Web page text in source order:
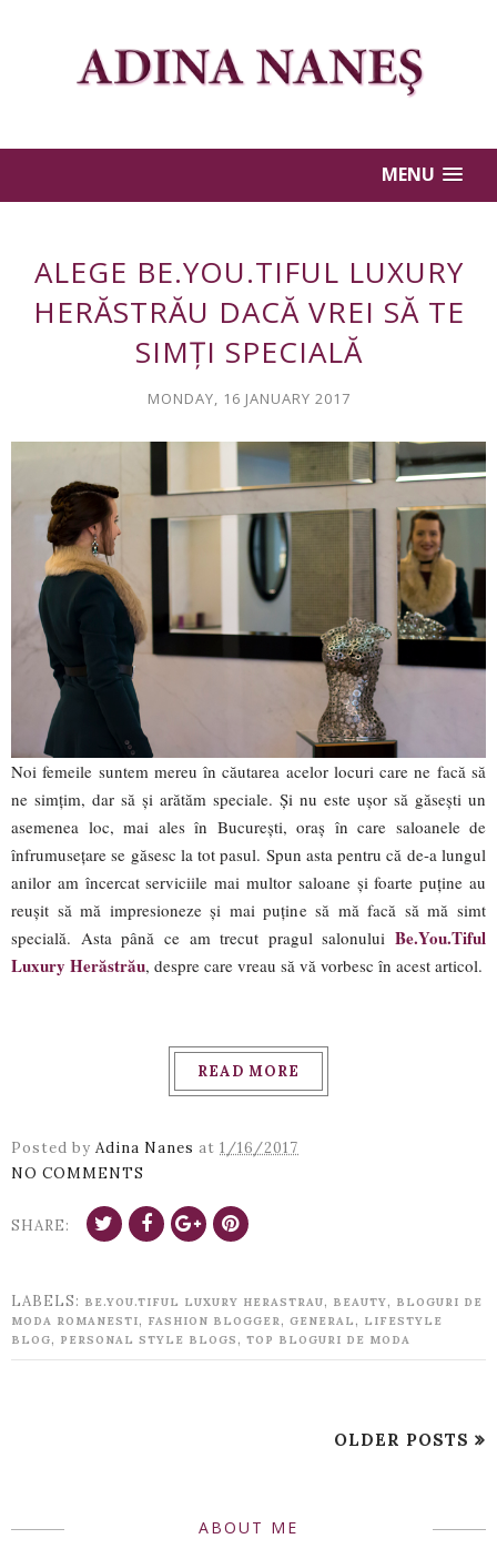
MENU
ALEGE BE.YOU.TIFUL LUXURY
HERĂSTRĂU DACĂ VREI SĂ TE
SIMȚI SPECIALĂ
MONDAY, 16 JANUARY 2017
Noi femeile suntem mereu în căutarea acelor locuri care ne facă să
ne simțim, dar să și arătăm speciale. Și nu este ușor să găsești un
asemenea loc, mai ales în București, oraș în care saloanele de
înfrumusețare se găsesc la tot pasul. Spun asta pentru că de-a lungul
anilor am încercat serviciile mai multor saloane și foarte puține au
reușit să mă impresioneze și mai puține să mă facă să mă simt
specială. Asta până ce am trecut pragul salonului Be.You.Tiful
Luxury Herăstrău, despre care vreau să vă vorbesc în acest articol.
READ MORE
Posted by Adina Nanes at 1/16/2017
NO COMMENTS
SHARE:
LABELS: BE.YOU.TIFUL LUXURY HERASTRAU, BEAUTY, BLOGURI DE
MODA ROMANESTI, FASHION BLOGGER, GENERAL , LIFESTYLE
BLOG, PERSONAL STYLE BLOGS , TOP BLOGURI DE MODA
OLDER POSTS
ABOUT ME